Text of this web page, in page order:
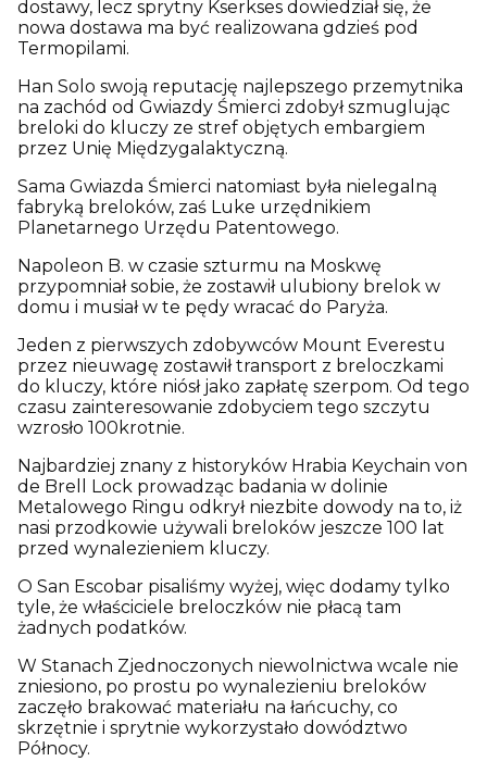
dostawy, lecz sprytny Kserkses dowiedział się, że
nowa dostawa ma być realizowana gdzieś pod
Termopilami.
Han Solo swoją reputację najlepszego przemytnika
na zachód od Gwiazdy Śmierci zdobył szmuglując
breloki do kluczy ze stref objętych embargiem
przez Unię Międzygalaktyczną.
Sama Gwiazda Śmierci natomiast była nielegalną
fabryką breloków, zaś Luke urzędnikiem
Planetarnego Urzędu Patentowego.
Napoleon B. w czasie szturmu na Moskwę
przypomniał sobie, że zostawił ulubiony brelok w
domu i musiał w te pędy wracać do Paryża.
Jeden z pierwszych zdobywców Mount Everestu
przez nieuwagę zostawił transport z breloczkami
do kluczy, które niósł jako zapłatę szerpom. Od tego
czasu zainteresowanie zdobyciem tego szczytu
wzrosło 100krotnie.
Najbardziej znany z historyków Hrabia Keychain von
de Brell Lock prowadząc badania w dolinie
Metalowego Ringu odkrył niezbite dowody na to, iż
nasi przodkowie używali breloków jeszcze 100 lat
przed wynalezieniem kluczy.
O San Escobar pisaliśmy wyżej, więc dodamy tylko
tyle, że właściciele breloczków nie płacą tam
żadnych podatków.
W Stanach Zjednoczonych niewolnictwa wcale nie
zniesiono, po prostu po wynalezieniu breloków
zaczęło brakować materiału na łańcuchy, co
skrzętnie i sprytnie wykorzystało dowództwo
Północy.